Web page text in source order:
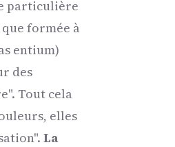
particulière
formée à
entium)
des
Tout cela
elles
La